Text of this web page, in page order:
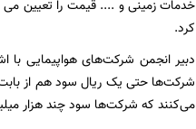
خدمات زمینی و .... قیمت را تعیین می‌
کرد.
شرکت‌ها حتی یک ریال سود هم از بابت
می‌کنند که شرکت‌ها سود چند هزار